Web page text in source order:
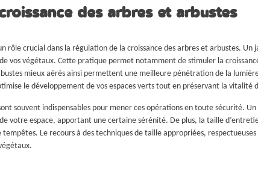
des arbres et arbustes
rôle crucial dans la régulation de la croissance des arbres et arbustes. Un
vos végétaux. Cette pratique permet notamment de stimuler la
mieux aérés ainsi permettent une meilleure pénétration de la
le développement de vos espaces verts tout en préservant la vitalité
souvent indispensables pour mener ces opérations en toute sécurité.
votre espace, apportant une certaine sérénité. De plus, la taille
Le recours à des techniques de taille appropriées,